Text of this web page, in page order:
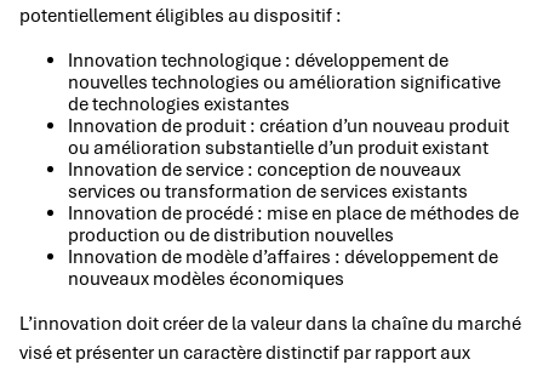
potentiellement éligibles au dispositif :
Innovation technologique : développement de
nouvelles technologies ou amélioration significative
de technologies existantes
Innovation de produit : création d’un nouveau produit
ou amélioration substantielle d’un produit existant
Innovation de service : conception de nouveaux
services ou transformation de services existants
Innovation de procédé : mise en place de méthodes de
production ou de distribution nouvelles
Innovation de modèle d’affaires : développement de
nouveaux modèles économiques
L’innovation doit créer de la valeur dans la chaîne du marché
visé et présenter un caractère distinctif par rapport aux